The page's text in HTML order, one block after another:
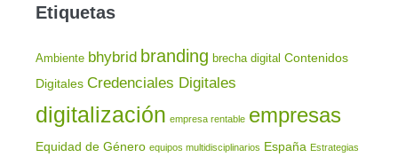
Etiquetas
Ambiente bhybrid branding brecha digital Contenidos
Digitales Credenciales Digitales
digitalización empresa rentable empresas
Equidad de Género equipos multidisciplinarios España Estrategias